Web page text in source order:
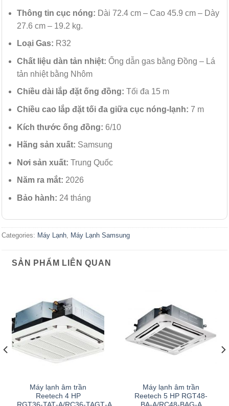
Thông tin cục nóng: Dài 72.4 cm – Cao 45.9 cm – Dày
27.6 cm – 19.2 kg.
Loại Gas: R32
Chất liệu dàn tản nhiệt: Ống dẫn gas bằng Đồng – Lá
tản nhiệt bằng Nhôm
Chiều dài lắp đặt ống đồng: Tối đa 15 m
Chiều cao lắp đặt tối đa giữa cục nóng-lạnh: 7 m
Kích thước ống đồng: 6/10
Hãng sản xuất: Samsung
Nơi sản xuất: Trung Quốc
Năm ra mắt: 2026
Bảo hành: 24 tháng
Categories: Máy Lạnh Máy Lạnh Samsung
SẢN PHẨM LIÊN QUAN
Máy lạnh âm trần
Reetech 4 HP
Máy lạnh âm trần
Reetech 5 HP RGT48-